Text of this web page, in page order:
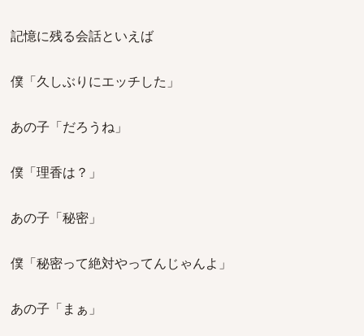
記憶に残る会話といえば
僕「久しぶりにエッチした」
あの子「だろうね」
僕「理香は？」
あの子「秘密」
僕「秘密って絶対やってんじゃんよ」
あの子「まぁ」